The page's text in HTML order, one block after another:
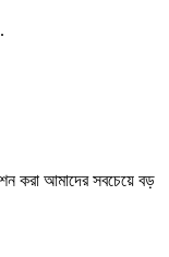
করা আমাদের সবচেয়ে বড়